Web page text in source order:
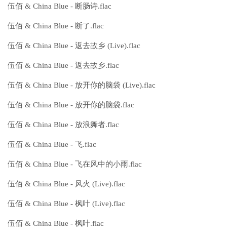
伍佰 & China Blue - 断肠诗.flac
伍佰 & China Blue - 断了.flac
伍佰 & China Blue - 返去故乡 (Live).flac
伍佰 & China Blue - 返去故乡.flac
伍佰 & China Blue - 放开你的脑袋 (Live).flac
伍佰 & China Blue - 放开你的脑袋.flac
伍佰 & China Blue - 放浪舞者.flac
伍佰 & China Blue - 飞.flac
伍佰 & China Blue - 飞在风中的小雨.flac
伍佰 & China Blue - 风火 (Live).flac
伍佰 & China Blue - 枫叶 (Live).flac
伍佰 & China Blue - 枫叶.flac